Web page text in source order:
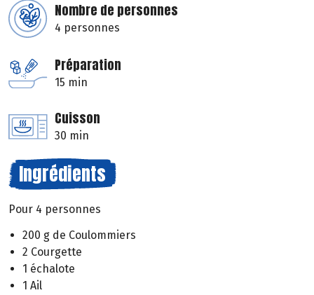
Nombre de personnes
4 personnes
Préparation
15 min
Cuisson
30 min
Ingrédients
Pour 4 personnes
200 g de Coulommiers
2 Courgette
1 échalote
1 Ail